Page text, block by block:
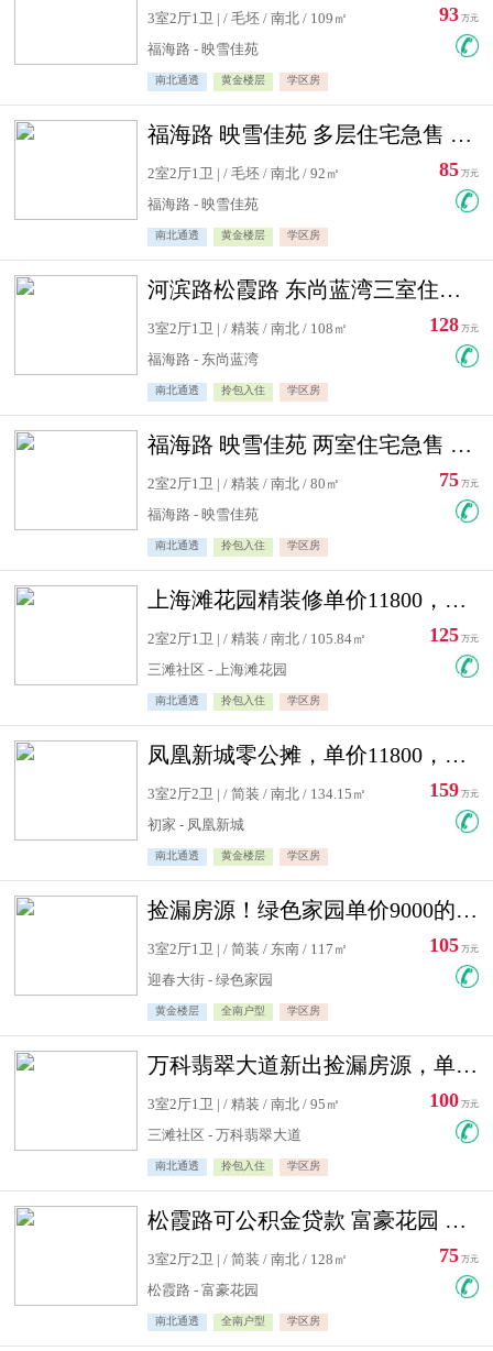
3室2厅1卫 | / 毛坯 / 南北 / 109㎡
福海路 - 映雪佳苑
南北通透 黄金楼层 学区房
93 万元
福海路 映雪佳苑 多层住宅急售 可公积金贷款
2室2厅1卫 | / 毛坯 / 南北 / 92㎡
福海路 - 映雪佳苑
南北通透 黄金楼层 学区房
85 万元
河滨路松霞路 东尚蓝湾三室住宅急售
3室2厅1卫 | / 精装 / 南北 / 108㎡
福海路 - 东尚蓝湾
南北通透 拎包入住 学区房
128 万元
福海路 映雪佳苑 两室住宅急售 可公积金贷款
2室2厅1卫 | / 精装 / 南北 / 80㎡
福海路 - 映雪佳苑
南北通透 拎包入住 学区房
75 万元
上海滩花园精装修单价11800，价格最低的两居室，无敌视野
2室2厅1卫 | / 精装 / 南北 / 105.84㎡
三滩社区 - 上海滩花园
南北通透 拎包入住 学区房
125 万元
凤凰新城零公摊，单价11800，白银楼层，一个车库另算
3室2厅2卫 | / 简装 / 南北 / 134.15㎡
初家 - 凤凰新城
南北通透 黄金楼层 学区房
159 万元
捡漏房源！绿色家园单价9000的大三居，实验小学永明双学区
3室2厅1卫 | / 简装 / 东南 / 117㎡
迎春大街 - 绿色家园
黄金楼层 全南户型 学区房
105 万元
万科翡翠大道新出捡漏房源，单价10500精装修
3室2厅1卫 | / 精装 / 南北 / 95㎡
三滩社区 - 万科翡翠大道
南北通透 拎包入住 学区房
100 万元
松霞路可公积金贷款 富豪花园 复式住宅急售送小棚
3室2厅2卫 | / 简装 / 南北 / 128㎡
松霞路 - 富豪花园
南北通透 全南户型 学区房
75 万元